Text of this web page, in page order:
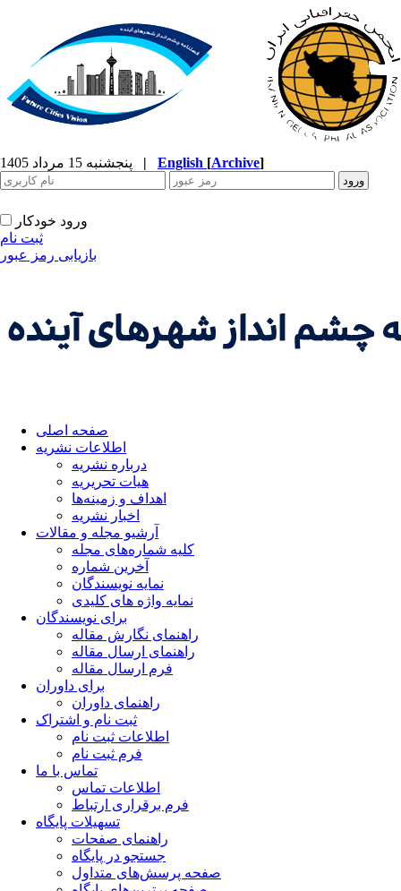
| English [Archive]
ورود خودکار
ثبت نام
بازیابی رمز عبور
صفحه اصلی
اطلاعات نشریه
درباره نشریه
هیات تحریریه
اهداف و زمینه‌ها
اخبار نشریه
آرشیو مجله و مقالات
کلیه شماره‌های مجله
آخرین شماره
نمایه نویسندگان
نمایه واژه های کلیدی
برای نویسندگان
راهنمای نگارش مقاله
راهنمای ارسال مقاله
فرم ارسال مقاله
برای داوران
راهنمای داوران
ثبت نام و اشتراک
اطلاعات ثبت نام
فرم ثبت نام
تماس با ما
اطلاعات تماس
فرم برقراری ارتباط
تسهیلات پایگاه
راهنمای صفحات
جستجو در پایگاه
صفحه پرسش‌های متداول